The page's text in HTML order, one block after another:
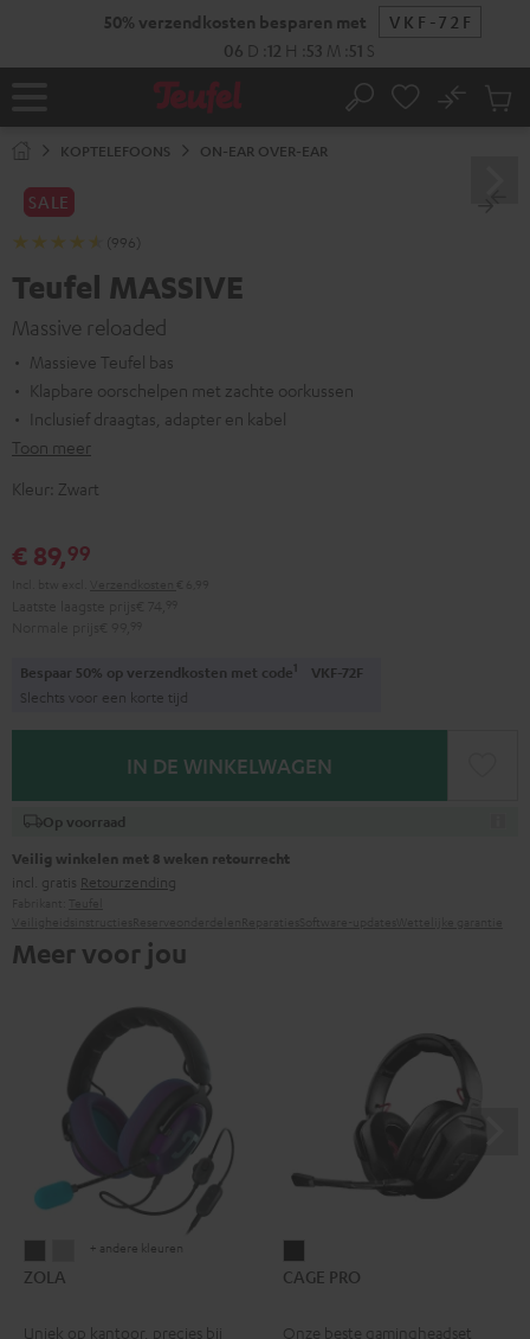
50% verzendkosten besparen met
VKF-72F
12H: 53 M 50 S
Home Zoeken
No
KOPTELEFOONS ON-EAR OVER-EAR
SALE
(996)
Teufel MASSIVE
Massive reloaded
Massieve Teufel bas
Klapbare oorschelpen met zachte oorkussen
Inclusief draagtas, adapter en kabel
Toon meer
Kleur: Zwart
€ 89,99
Bespaar 50% op verzendkosten met code1 VKF-72F
Slechts voor een korte tijd
IN DE WINKELWAGEN
Op voorraad
Veilig winkelen met 8 weken retourrecht
incl. gratis Retourzending
Meer voor jou
Dark
ZOLA
+ andere kleuren
ZOLA
Uniek op kantoor, precies bij
PRO
CAGE PRO
Onze beste gamingheadset